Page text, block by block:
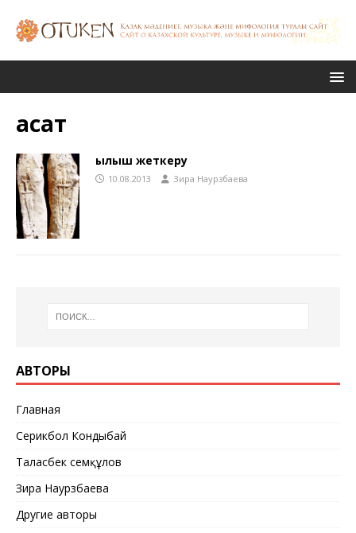
қасат
Қылыш жеткеру
10.08.2013 Зира Наурзбаева
АВТОРЫ
Главная
Серикбол Кондыбай
Таласбек Әсемқұлов
Зира Наурзбаева
Другие авторы